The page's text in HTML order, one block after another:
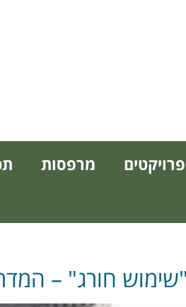
פרויקטים מרפסות
חורג" –